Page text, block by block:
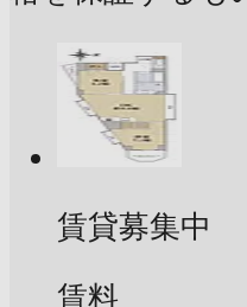
賃貸募集中
賃料